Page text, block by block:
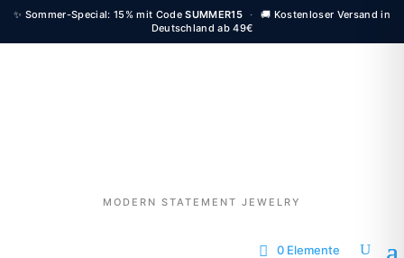
✨ Sommer-Special: 15% mit CodeSUMMER15 ·
🚚 Kostenloser Versand in
Deutschland ab 49€
MODERN STATEMENT JEWELRY
0 Elemente